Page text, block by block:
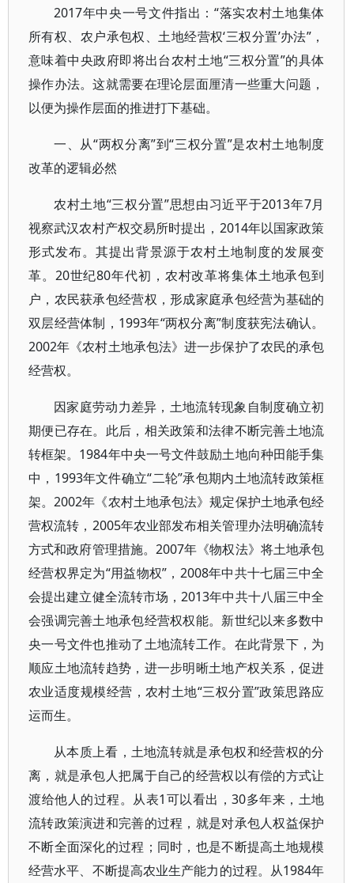
2017年中央一号文件指出：“落实农村土地集体
所有权、农户承包权、土地经营权‘三权分置’办法”，
意味着中央政府即将出台农村土地“三权分置”的具体
操作办法。这就需要在理论层面厘清一些重大问题，
以便为操作层面的推进打下基础。
一、从“两权分离”到“三权分置”是农村土地制度
改革的逻辑必然
农村土地“三权分置”思想由习近平于2013年7月
视察武汉农村产权交易所时提出，2014年以国家政策
形式发布。其提出背景源于农村土地制度的发展变
革。20世纪80年代初，农村改革将集体土地承包到
户，农民获承包经营权，形成家庭承包经营为基础的
双层经营体制，1993年“两权分离”制度获宪法确认。
2002年《农村土地承包法》进一步保护了农民的承包
经营权。
因家庭劳动力差异，土地流转现象自制度确立初
期便已存在。此后，相关政策和法律不断完善土地流
转框架。1984年中央一号文件鼓励土地向种田能手集
中，1993年文件确立“二轮”承包期内土地流转政策框
架。2002年《农村土地承包法》规定保护土地承包经
营权流转，2005年农业部发布相关管理办法明确流转
方式和政府管理措施。2007年《物权法》将土地承包
经营权界定为“用益物权”，2008年中共十七届三中全
会提出建立健全流转市场，2013年中共十八届三中全
会强调完善土地承包经营权权能。新世纪以来多数中
央一号文件也推动了土地流转工作。在此背景下，为
顺应土地流转趋势，进一步明晰土地产权关系，促进
农业适度规模经营，农村土地“三权分置”政策思路应
运而生。
从本质上看，土地流转就是承包权和经营权的分
离，就是承包人把属于自己的经营权以有偿的方式让
渡给他人的过程。从表1可以看出，30多年来，土地
流转政策演进和完善的过程，就是对承包人权益保护
不断全面深化的过程；同时，也是不断提高土地规模
经营水平、不断提高农业生产能力的过程。从1984年